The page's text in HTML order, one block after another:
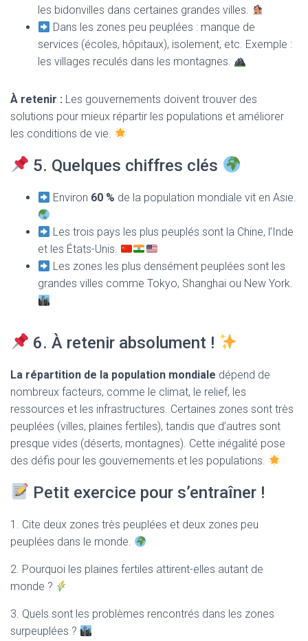
les bidonvilles dans certaines grandes villes.
Dans les zones peu peuplées : manque de
services (écoles, hôpitaux), isolement, etc. Exemple :
les villages reculés dans les montagnes.
À retenir : Les gouvernements doivent trouver des
solutions pour mieux répartir les populations et améliorer
les conditions de vie.
5. Quelques chiffres clés
Environ 60 % de la population mondiale vit en Asie.
Les trois pays les plus peuplés sont la Chine, l’Inde
et les États-Unis.
Les zones les plus densément peuplées sont les
grandes villes comme Tokyo, Shanghai ou New York.
6. À retenir absolument !
La répartition de la population mondiale dépend de
nombreux facteurs, comme le climat, le relief, les
ressources et les infrastructures. Certaines zones sont très
peuplées (villes, plaines fertiles), tandis que d’autres sont
presque vides (déserts, montagnes). Cette inégalité pose
des défis pour les gouvernements et les populations.
Petit exercice pour s’entraîner !
1. Cite deux zones très peuplées et deux zones peu
peuplées dans le monde.
2. Pourquoi les plaines fertiles attirent-elles autant de
monde ?
3. Quels sont les problèmes rencontrés dans les zones
surpeuplées ?